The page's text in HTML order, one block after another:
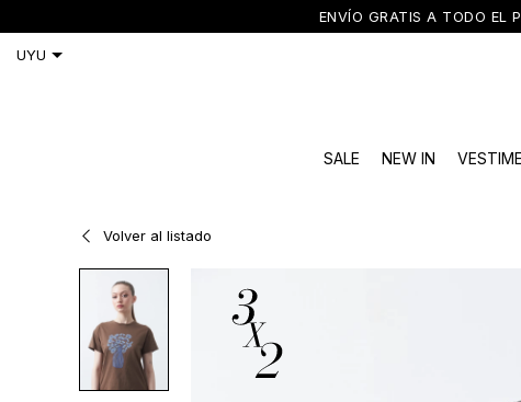
ENVÍO GRATIS A TODO EL
SALE NEW IN
Volver al listado